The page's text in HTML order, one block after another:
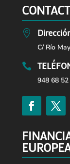

C/ Río

948 68